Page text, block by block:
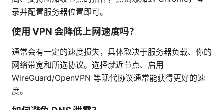
录并配置服务器位置即可。
使用 VPN 会降低上网速度吗？
通常会有一定的速度损失，具体取决于服务器负载、你的
网络带宽和所选协议。选择就近节点、启用
WireGuard/OpenVPN 等现代协议通常能获得更好的速
度。